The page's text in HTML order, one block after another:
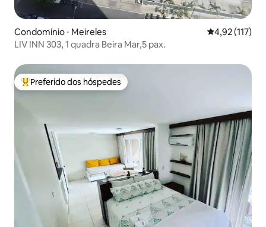
Condomínio ⋅ Meireles 4,92 de uma
4,92 (117)
LIV INN 303, 1 quadra Beira Mar,5 pax.
Entre os melhores preferidos dos hóspedes
Preferido dos hóspedes